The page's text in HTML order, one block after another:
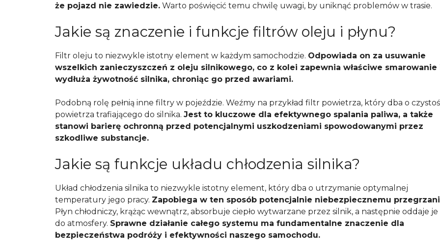
że pojazd nie zawiedzie. Warto poświęcić temu chwilę uwagi, by uniknąć problemów w trasie.
Jakie są znaczenie i funkcje filtrów oleju i płynu?
Filtr oleju to niezwykle istotny element w każdym samochodzie. Odpowiada on za usuwanie
wszelkich zanieczyszczeń z oleju silnikowego, co z kolei zapewnia właściwe smarowanie
wydłuża żywotność silnika, chroniąc go przed awariami.
Podobną rolę pełnią inne filtry w pojeździe. Weźmy na przykład filtr powietrza, który dba o
powietrza trafiającego do silnika. Jest to kluczowe dla efektywnego spalania paliwa, a także
stanowi barierę ochronną przed potencjalnymi uszkodzeniami spowodowanymi przez
szkodliwe substancje.
Jakie są funkcje układu chłodzenia silnika?
Układ chłodzenia silnika to niezwykle istotny element, który dba o utrzymanie optymalnej
temperatury jego pracy. Zapobiega w ten sposób potencjalnie niebezpiecznemu
Płyn chłodniczy, krążąc wewnątrz, absorbuje ciepło wytwarzane przez silnik, a następnie oddaje je
do atmosfery. Sprawne działanie całego systemu ma fundamentalne znaczenie dla
bezpieczeństwa podróży i efektywności naszego samochodu.